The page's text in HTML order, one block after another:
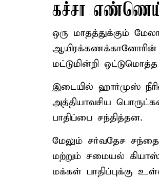
கச்சா
ஒரு மாதத்துக்கும்
ஆயிரக்கணக்கானோரின்
மட்டுமின்றி
இடையில் ஹார்முஸ்
அத்தியாவசிய
பாதிப்பை சந்தித்தன.
மேலும் சர்வதேச
மற்றும் சமையல் கியாஸ்
மக்கள் பாதிப்புக்கு